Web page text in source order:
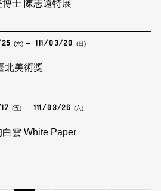
音樂怪博士 陳志遠特展
(六) 111/03/20 (日)
北美術獎
(五) 111/03/26 (六)
更高的白雲 White Paper